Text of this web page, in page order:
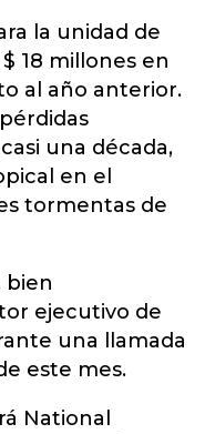
la unidad de
18 millones en
al año anterior.
una década,
en el
tormentas de
bien
ejecutivo de
una llamada
este mes.
National